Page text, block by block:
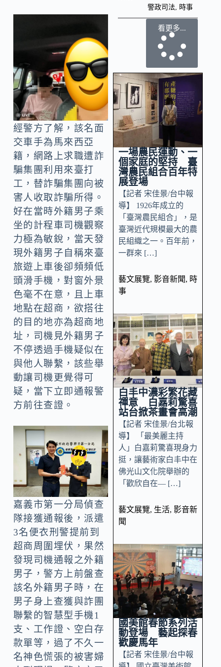
經警方了解，該名面
交車手為馬來西亞
籍，網路上求職遭詐
騙集團利用來臺打
工，替詐騙集團向被
害人收取詐騙所得。
好在當時外籍男子乘
坐的計程車司機觀察
力極為敏銳，當天發
現外籍男子自稱來臺
旅遊上車後卻頻頻低
頭滑手機，對窗外景
色毫不在意，且上車
地點在超商，欲搭往
的目的地亦為超商地
址，司機見外籍男子
不停透過手機疑似在
與他人聯繫，該些舉
動讓司機更覺得可
疑，當下立即通報警
方前往查證。
嘉義市第一分局偵查
隊接獲通報後，派遣
3名便衣刑警提前到
超商周圍埋伏，果然
發現司機通報之外籍
男子，警方上前盤查
該名外籍男子時，在
男子身上查獲與詐團
聯繫的智慧型手機1
支、工作證、空白存
款單等，過了不久一
名神色慌張的被害婦
警政司法 時事
看更多...
一場農民運動、一
個家庭的堅持 臺
灣農民組合百年特
展登場
【記者 宋佳景/台中報
導】 1926年成立的
「臺灣農民組合」，是
臺灣近代規模最大的農
民組織之一。百年前，
一群來 […]
藝文展覽, 影音新聞, 時
事
白丰中濃彩繁花藏
禪意 白嘉莉驚喜
站台掀茶畫會高潮
【記者 宋佳景/台北報
導】 「最美麗主持
人」白嘉莉驚喜現身力
挺，讓藝術家白丰中在
佛光山文化院舉辦的
「歡欣自在— […]
藝文展覽, 生活, 影音新
聞
國美館春節系列活
動登場 藝起探春
歡慶馬年
【記者 宋佳景/台中報